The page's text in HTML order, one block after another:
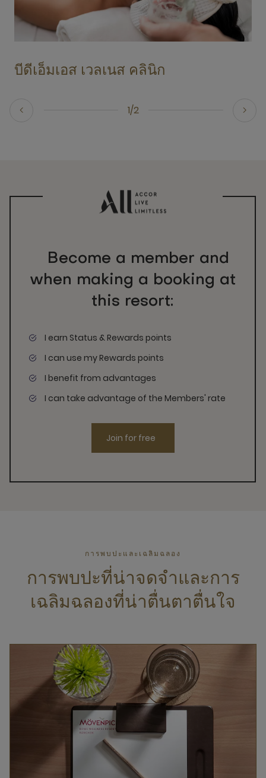
1/2
บีดีเอ็มเอส เวลเนส คลินิก
Become a member and
when making a booking at
this resort:
I earn Status & Rewards points
I can use my Rewards points
I benefit from advantages
I can take advantage of the Members' rate
Join for free
การพบปะและเฉลิมฉลอง
การพบปะที่น่าจดจำและการ
เฉลิมฉลองที่น่าตื่นตาตื่นใจ